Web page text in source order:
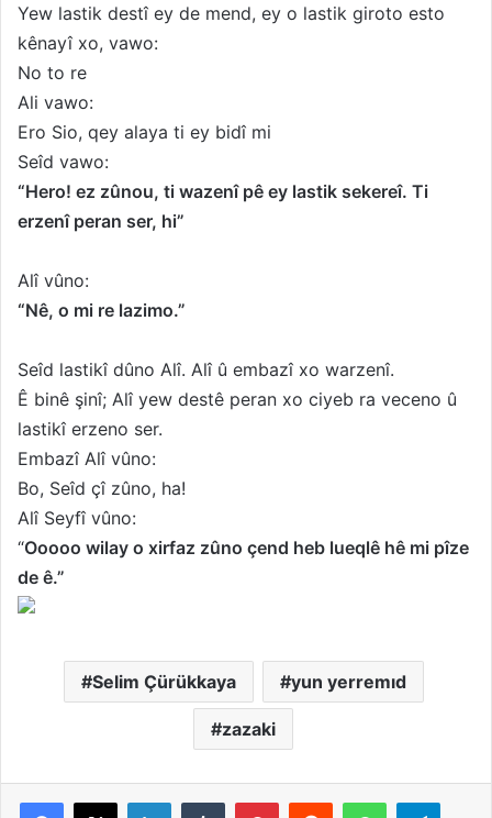
Yew lastik destî ey de mend, ey o lastik giroto esto
kênayî xo, vawo:
No to re
Ali vawo:
Ero Sio, qey alaya ti ey bidî mi
Seîd vawo:
“Hero! ez zûnou, ti wazenî pê ey lastik sekereî. Ti
erzenî peran ser, hi”
Alî vûno:
“Nê, o mi re lazimo.”
Seîd lastikî dûno Alî. Alî û embazî xo warzenî.
Ê binê şinî; Alî yew destê peran xo ciyeb ra veceno û
lastikî erzeno ser.
Embazî Alî vûno:
Bo, Seîd çî zûno, ha!
Alî Seyfî vûno:
“Ooooo wilay o xirfaz zûno çend heb lueqlê hê mi pîze
de ê.”
Selim Çürükkaya yun yerremıd
zazaki
WhatsApp